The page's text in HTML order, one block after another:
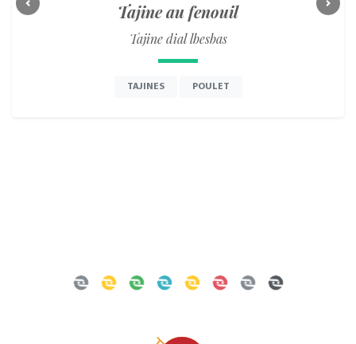
Tajine au fenouil
Tajine dial lbesbas
TAJINES POULET
Previous Next